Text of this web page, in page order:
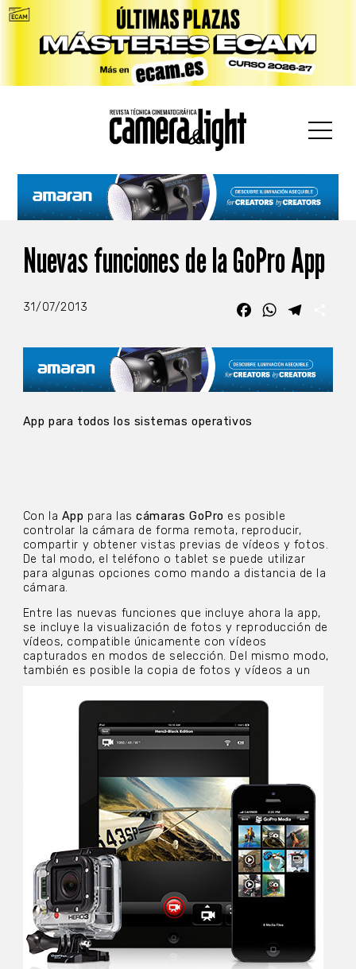
Nuevas funciones de la GoPro App
31/07/2013 FacebookWhatsApp
App para todos los sistemas operativos
Con la App para lascámaras GoPro es posible
controlar la cámara de forma remota, reproducir,
compartir y obtener vistas previas de vídeos y fotos.
De tal modo, el teléfono o tablet se puede utilizar
para algunas opciones como mando a distancia de la
cámara.
Entre las nuevas funciones que incluye ahora la app,
se incluye la visualización de fotos y reproducción de
vídeos, compatible únicamente con vídeos
capturados en modos de selección. Del mismo modo,
también es posible la copia de fotos y vídeos a un